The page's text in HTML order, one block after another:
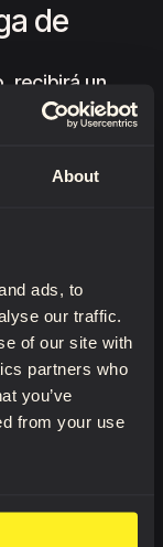
About
ads, to
our traffic.
of our site with
partners who
you’ve
from your use
de
recibirá un
a la dirección
(sin
recibirás
de
Puedes usar
el estado
reparto local